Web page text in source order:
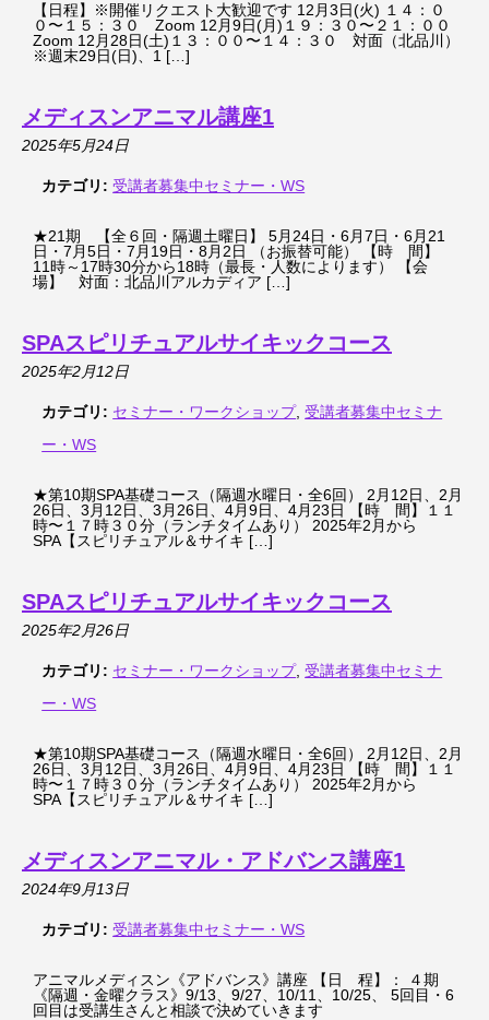
【日程】※開催リクエスト大歓迎です 12月3日(火) １４：０
０〜１５：３０ Zoom 12月9日(月)１９：３０〜２１：００
Zoom 12月28日(土)１３：００〜１４：３０ 対面（北品川）
※週末29日(日)、1 […]
メディスンアニマル講座1
2025年5月24日
カテゴリ: 受講者募集中セミナー・WS
★21期 【全６回・隔週土曜日】 5月24日・6月7日・6月21
日・7月5日・7月19日・8月2日 （お振替可能） 【時 間】
11時～17時30分から18時（最長・人数によります） 【会
場】 対面：北品川アルカディア […]
SPAスピリチュアルサイキックコース
2025年2月12日
カテゴリ: セミナー・ワークショップ,受講者募集中セミナ
ー・WS
★第10期SPA基礎コース（隔週水曜日・全6回） 2月12日、2月
26日、3月12日、3月26日、4月9日、4月23日 【時 間】１１
時〜１７時３０分（ランチタイムあり） 2025年2月から
SPA【スピリチュアル＆サイキ […]
SPAスピリチュアルサイキックコース
2025年2月26日
カテゴリ: セミナー・ワークショップ,受講者募集中セミナ
ー・WS
★第10期SPA基礎コース（隔週水曜日・全6回） 2月12日、2月
26日、3月12日、3月26日、4月9日、4月23日 【時 間】１１
時〜１７時３０分（ランチタイムあり） 2025年2月から
SPA【スピリチュアル＆サイキ […]
メディスンアニマル・アドバンス講座1
2024年9月13日
カテゴリ: 受講者募集中セミナー・WS
アニマルメディスン《アドバンス》講座 【日 程】： ４期
《隔週・金曜クラス》9/13、9/27、10/11、10/25、 5回目・6
回目は受講生さんと相談で決めていきます